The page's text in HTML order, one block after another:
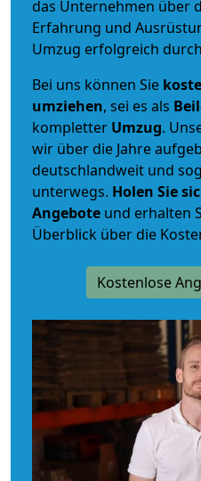
das Unternehmen über
Erfahrung und
Umzug erfolgreich
Bei uns können Sie
umziehen, sei es als
kompletter Umzug.
wir über die Jahre
deutschlandweit und
unterwegs. Holen Sie
Angebote und erhalten
Überblick über die
Kostenlose